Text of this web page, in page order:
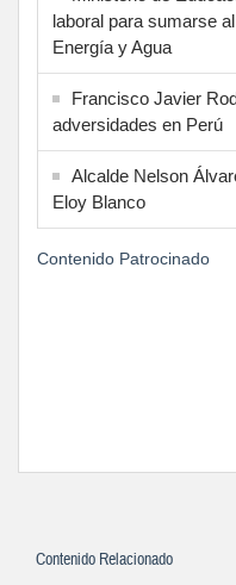
laboral para sumarse
Energía y Agua
Francisco Javier
adversidades en Perú
Alcalde Nelson
Eloy Blanco
Contenido Patrocinado
Contenido Relacionado